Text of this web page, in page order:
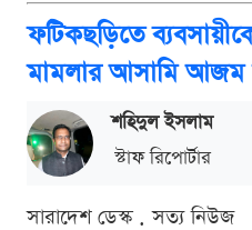
ফটিকছড়িতে
মামলার আসামি আজম
শ‌হিদুল ইসলাম
স্টাফ রিপোর্টার
সারাদেশ ডেস্ক . সত্য নিউজ